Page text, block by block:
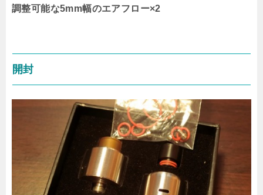
調整可能な5mm幅のエアフロー×2
開封